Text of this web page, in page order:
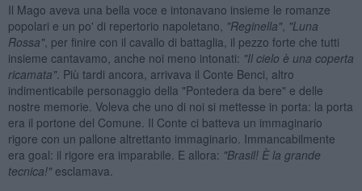
Il Mago aveva una bella voce e intonavano insieme le romanze
popolari e un po' di repertorio napoletano, "Reginella", "Luna
Rossa", per finire con il cavallo di battaglia, il pezzo forte che tutti
insieme cantavamo, anche noi meno intonati: "Il cielo è una coperta
ricamata". Più tardi ancora, arrivava il Conte Benci, altro
indimenticabile personaggio della "Pontedera da bere" e delle
nostre memorie. Voleva che uno di noi si mettesse in porta: la porta
era il portone del Comune. Il Conte ci batteva un immaginario
rigore con un pallone altrettanto immaginario. Immancabilmente
era goal: il rigore era imparabile. E allora: "Brasil! È la grande
tecnica!"esclamava.